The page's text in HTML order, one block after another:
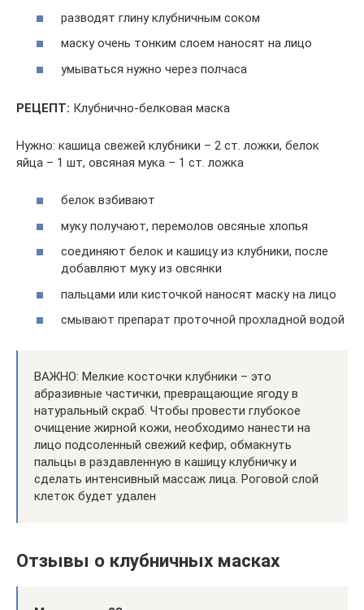
разводят глину клубничным соком
маску очень тонким слоем наносят на лицо
умываться нужно через полчаса
РЕЦЕПТ: Клубнично-белковая маска
Нужно: кашица свежей клубники – 2 ст. ложки, белок
яйца – 1 шт, овсяная мука – 1 ст. ложка
белок взбивают
муку получают, перемолов овсяные хлопья
соединяют белок и кашицу из клубники, после
добавляют муку из овсянки
пальцами или кисточкой наносят маску на лицо
смывают препарат проточной прохладной водой
ВАЖНО: Мелкие косточки клубники – это
абразивные частички, превращающие ягоду в
натуральный скраб. Чтобы провести глубокое
очищение жирной кожи, необходимо нанести на
лицо подсоленный свежий кефир, обмакнуть
пальцы в раздавленную в кашицу клубничку и
сделать интенсивный массаж лица. Роговой слой
клеток будет удален
Отзывы о клубничных масках